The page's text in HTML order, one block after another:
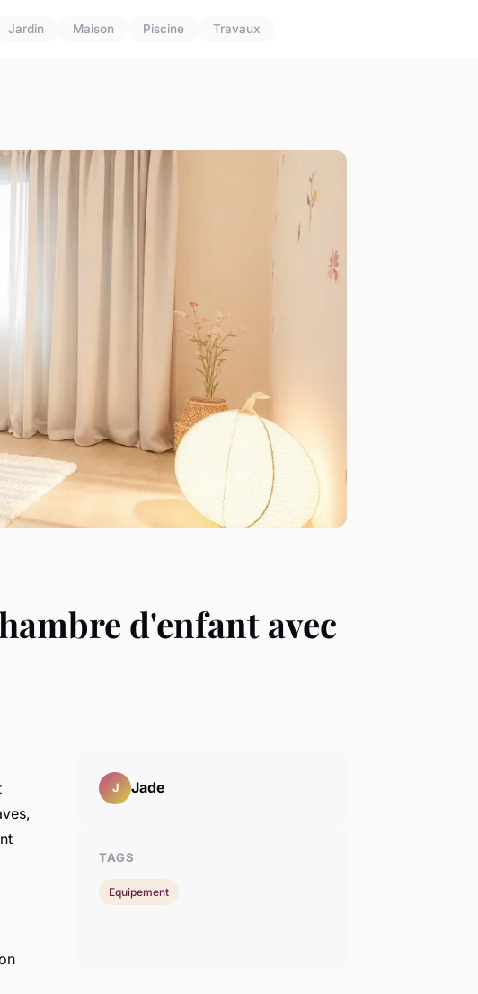
Jardin Maison Piscine Travaux
d'enfant avec
J Jade
TAGS
Equipement